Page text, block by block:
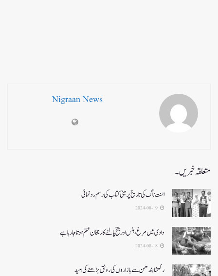
Nigraan News
متعلقہ خبریں۔
اننت ناگ کی تاریخ پر مبنی کتاب کی رسم رونمائی
وادی میں مرغ ، ہنس اور بطخ پالنے کا رجحان ختم ہوتا جارہا ہے
رکھشا بندھن سے بازاروں کی رونق بڑھنے کی امید